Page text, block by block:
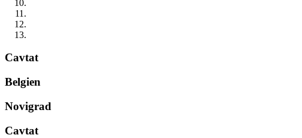
Cavtat
Belgien
Novigrad
Cavtat